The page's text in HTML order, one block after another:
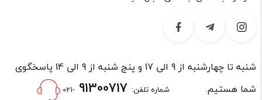
بررسی این پارامترها می‌تواند طول عمر کابل‌ها را افزایش داده و
هزینه‌های تعمیر و نگهداری را کاهش دهد.
تجهیزات صنعتی، ماشین‌آلات CNC، دستگاه‌های لیزر، رباتیک و
خطوط تولید فراهم شده است تا کاربران بتوانند گزینه‌های مختلف را
بررسی کرده و متناسب با شرایط کاری خود انتخاب کنند.
شنبه تا چهارشنبه از 9 الی 17 و پنج شنبه از 9 الی 14 پاسخگوی
شما هستیم.
شماره تلفن: -021